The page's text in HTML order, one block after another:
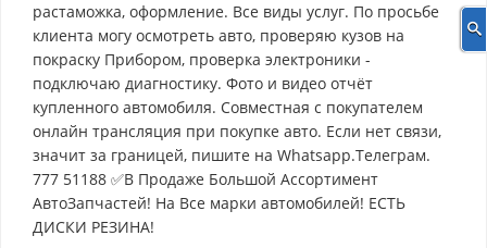
растаможка, оформление. Все виды услуг. По просьбе
клиента могу осмотреть авто, проверяю кузов на
покраску Прибором, проверка электроники -
подключаю диагностику. Фото и видео отчёт
купленного автомобиля. Совместная с покупателем
онлайн трансляция при покупке авто. Если нет связи,
значит за границей, пишите на Whatsapp.Телеграм.
777 51188 ✅В Продаже Большой Ассортимент
АвтоЗапчастей! На Все марки автомобилей! ЕСТЬ
ДИСКИ РЕЗИНА!